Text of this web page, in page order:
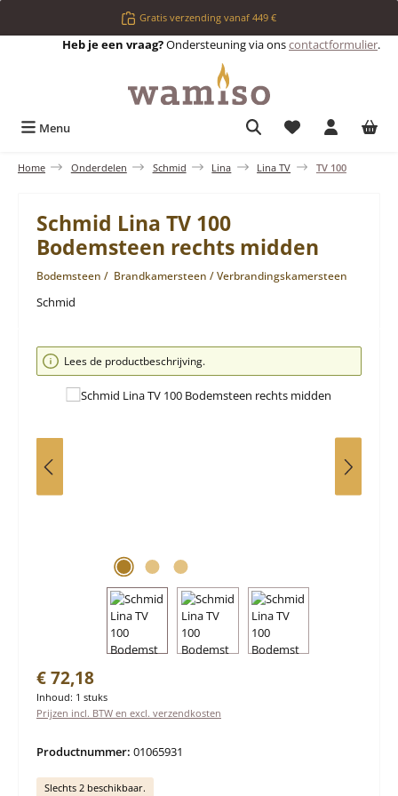
Ga naar de hoofdinhoudGratis verzending vanaf 449 €
Heb je een vraag?Ondersteuning via onscontactformulier.
Menu Je hebt 0 items
Home Onderdelen Schmid Lina Lina TV TV 100
Schmid Lina TV 100
Bodemsteen rechts midden
Bodemsteen / Brandkamersteen / Verbrandingskamersteen
Schmid
Afbeeldingengalerij overslaan
Lees de productbeschrijving.
Normale prijs:
€ 72,18
Inhoud: 1 stuks
Prijzen incl. BTW en excl. verzendkosten
Productnummer: 01065931
Slechts 2 beschikbaar.